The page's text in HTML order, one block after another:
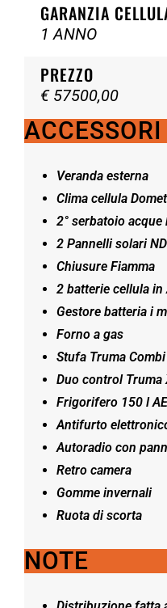
GARANZIA
1 ANNO
PREZZO
€ 57500,00
ACCESSORI
Veranda esterna
Clima cellula
2° serbatoio acque
2 Pannelli solari
Chiusure Fiamma
2 batterie cellula in
Gestore batteria i
Forno a gas
Stufa Truma
Duo control Truma
Frigorifero 150 l
Antifurto
Autoradio con
Retro camera
Gomme invernali
Ruota di scorta
NOTE